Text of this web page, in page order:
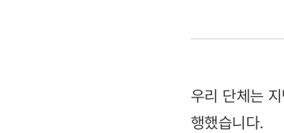
위기
위한
우리 단체는
행했습니다.